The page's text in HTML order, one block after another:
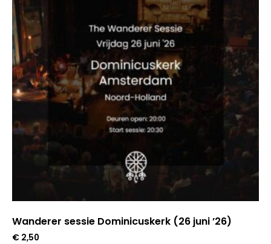
Wanderer sessie Dominicuskerk (26 juni ’26)
€ 2,50